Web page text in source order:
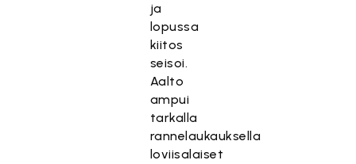
ja
lopussa
kiitos
seisoi.
Aalto
ampui
tarkalla
rannelaukauksella
loviisalaiset